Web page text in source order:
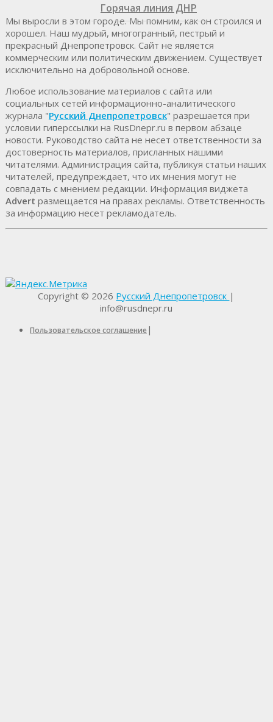
Горячая линия ДНР
Мы выросли в этом городе. Мы помним, как он строился и
хорошел. Наш мудрый, многогранный, пестрый и
прекрасный Днепропетровск. Cайт не является
коммерческим или политическим движением. Существует
исключительно на добровольной основе.
Любое использование материалов c сайта или
социальных сетей информационно-аналитического
журнала "Русский Днепропетровск" разрешается при
условии гиперссылки на RusDnepr.ru в первом абзаце
новости. Руководство сайта не несет ответственности за
достоверность материалов, присланных нашими
читателями. Администрация сайта, публикуя статьи наших
читателей, предупреждает, что их мнения могут не
совпадать с мнением редакции. Информация виджета
Advert размещается на правах рекламы. Ответственность
за информацию несет рекламодатель.
Copyright © 2026 Русский Днепропетровск |
info@rusdnepr.ru
Пользовательское соглашение |